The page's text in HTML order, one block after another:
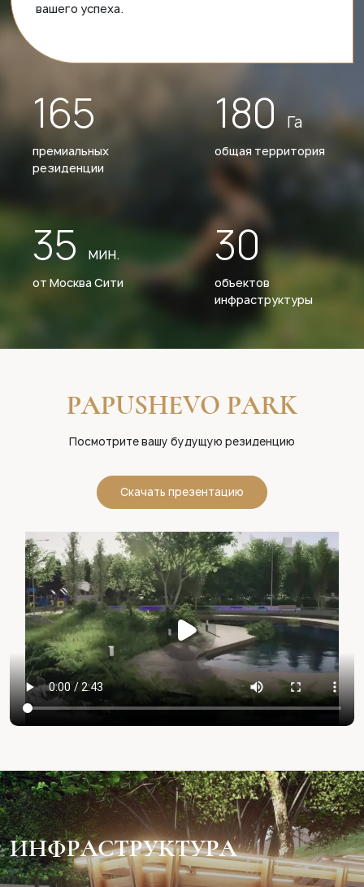
вашего успеха.
165
премиальных
резиденции
180Га
общая территория
35 мин.
от Москва Сити
30
объектов
инфраструктуры
PAPUSHEVO PARK
Посмотрите вашу будущую резиденцию
Скачать презентацию
ИНФРАСТРУКТУРА